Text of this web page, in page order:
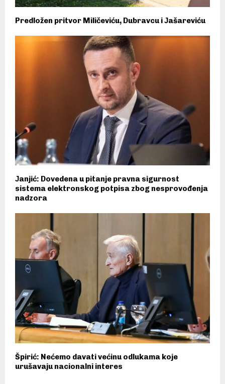
Predložen pritvor Miličeviću, Dubravcu i Јašareviću
Јanjić: Dovedena u pitanje pravna sigurnost
sistema elektronskog potpisa zbog nesprovođenja
nadzora
Špirić: Nećemo davati većinu odlukama koje
urušavaju nacionalni interes